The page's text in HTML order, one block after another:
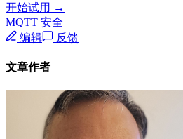
开始试用 →
MQTT 安全
编辑
反馈
文章作者